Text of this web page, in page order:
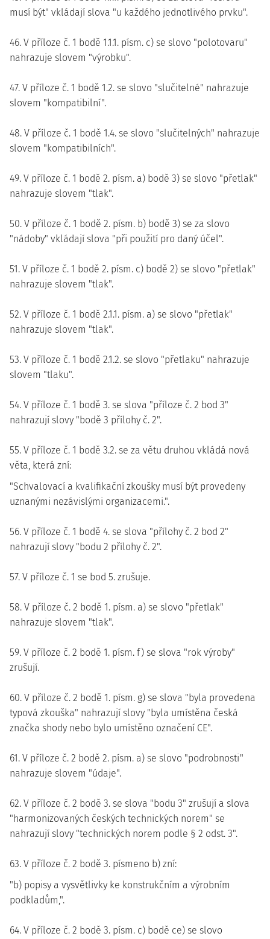
musí být" vkládají slova "u každého jednotlivého prvku".
46. V příloze č. 1 bodě 1.1.1. písm. c) se slovo "polotovaru"
nahrazuje slovem "výrobku".
47. V příloze č. 1 bodě 1.2. se slovo "slučitelné" nahrazuje
slovem "kompatibilní".
48. V příloze č. 1 bodě 1.4. se slovo "slučitelných" nahrazuje
slovem "kompatibilních".
49. V příloze č. 1 bodě 2. písm. a) bodě 3) se slovo "přetlak"
nahrazuje slovem "tlak".
50. V příloze č. 1 bodě 2. písm. b) bodě 3) se za slovo
"nádoby" vkládají slova "při použití pro daný účel".
51. V příloze č. 1 bodě 2. písm. c) bodě 2) se slovo "přetlak"
nahrazuje slovem "tlak".
52. V příloze č. 1 bodě 2.1.1. písm. a) se slovo "přetlak"
nahrazuje slovem "tlak".
53. V příloze č. 1 bodě 2.1.2. se slovo "přetlaku" nahrazuje
slovem "tlaku".
54. V příloze č. 1 bodě 3. se slova "příloze č. 2 bod 3"
nahrazují slovy "bodě 3 přílohy č. 2".
55. V příloze č. 1 bodě 3.2. se za větu druhou vkládá nová
věta, která zní:
"Schvalovací a kvalifikační zkoušky musí být provedeny
uznanými nezávislými organizacemi.".
56. V příloze č. 1 bodě 4. se slova "přílohy č. 2 bod 2"
nahrazují slovy "bodu 2 přílohy č. 2".
57. V příloze č. 1 se bod 5. zrušuje.
58. V příloze č. 2 bodě 1. písm. a) se slovo "přetlak"
nahrazuje slovem "tlak".
59. V příloze č. 2 bodě 1. písm. f) se slova "rok výroby"
zrušují.
60. V příloze č. 2 bodě 1. písm. g) se slova "byla provedena
typová zkouška" nahrazují slovy "byla umístěna česká
značka shody nebo bylo umístěno označení CE".
61. V příloze č. 2 bodě 2. písm. a) se slovo "podrobnosti"
nahrazuje slovem "údaje".
62. V příloze č. 2 bodě 3. se slova "bodu 3" zrušují a slova
"harmonizovaných českých technických norem" se
nahrazují slovy "technických norem podle § 2 odst. 3".
63. V příloze č. 2 bodě 3. písmeno b) zní:
"b) popisy a vysvětlivky ke konstrukčním a výrobním
podkladům,".
64. V příloze č. 2 bodě 3. písm. c) bodě ce) se slovo